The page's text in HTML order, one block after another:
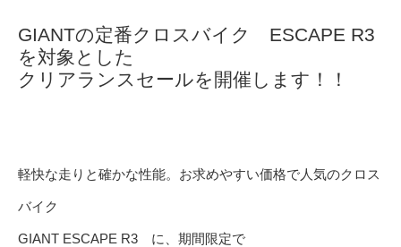
GIANTの定番クロスバイク ESCAPE R3
を対象とした
クリアランスセールを開催します！！
軽快な走りと確かな性能。お求めやすい価格で人気のクロス
バイク
GIANT ESCAPE R3 に、期間限定で